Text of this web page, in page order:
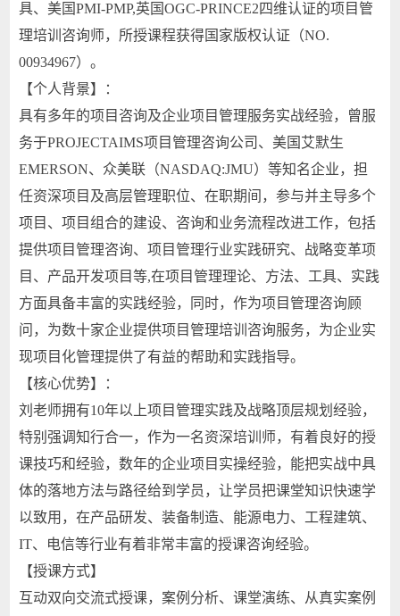
具、美国PMI-PMP,英国OGC-PRINCE2四维认证的项目管
理培训咨询师，所授课程获得国家版权认证（NO.
00934967）。
【个人背景】：
具有多年的项目咨询及企业项目管理服务实战经验，曾服
务于PROJECTAIMS项目管理咨询公司、美国艾默生
EMERSON、众美联（NASDAQ:JMU）等知名企业，担
任资深项目及高层管理职位、在职期间，参与并主导多个
项目、项目组合的建设、咨询和业务流程改进工作，包括
提供项目管理咨询、项目管理行业实践研究、战略变革项
目、产品开发项目等,在项目管理理论、方法、工具、实践
方面具备丰富的实践经验，同时，作为项目管理咨询顾
问，为数十家企业提供项目管理培训咨询服务，为企业实
现项目化管理提供了有益的帮助和实践指导。
【核心优势】：
刘老师拥有10年以上项目管理实践及战略顶层规划经验，
特别强调知行合一，作为一名资深培训师，有着良好的授
课技巧和经验，数年的企业项目实操经验，能把实战中具
体的落地方法与路径给到学员，让学员把课堂知识快速学
以致用，在产品研发、装备制造、能源电力、工程建筑、
IT、电信等行业有着非常丰富的授课咨询经验。
【授课方式】
互动双向交流式授课，案例分析、课堂演练、从真实案例